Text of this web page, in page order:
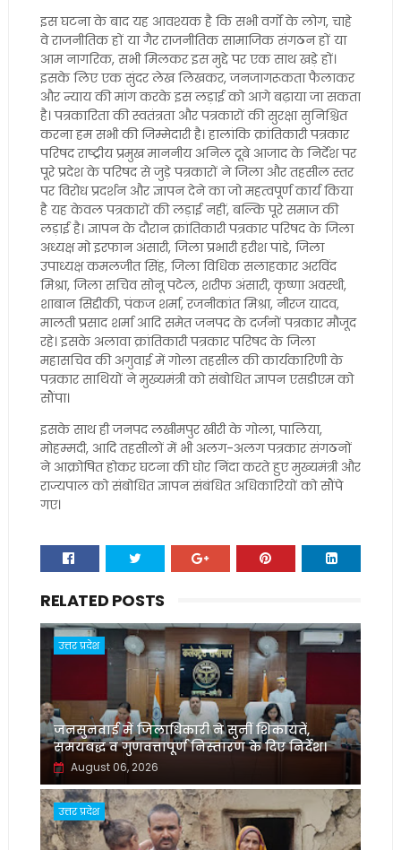
इस घटना के बाद यह आवश्यक है कि सभी वर्गों के लोग, चाहे
वे राजनीतिक हों या गैर राजनीतिक सामाजिक संगठन हों या
आम नागरिक, सभी मिलकर इस मुद्दे पर एक साथ खड़े हों।
इसके लिए एक सुंदर लेख लिखकर, जनजागरूकता फैलाकर
और न्याय की मांग करके इस लड़ाई को आगे बढ़ाया जा सकता
है। पत्रकारिता की स्वतंत्रता और पत्रकारों की सुरक्षा सुनिश्चित
करना हम सभी की जिम्मेदारी है। हालांकि क्रांतिकारी पत्रकार
परिषद राष्ट्रीय प्रमुख माननीय अनिल दूबे आजाद के निर्देश पर
पूरे प्रदेश के परिषद से जुड़े पत्रकारों ने जिला और तहसील स्तर
पर विरोध प्रदर्शन और ज्ञापन देने का जो महत्वपूर्ण कार्य किया
है यह केवल पत्रकारों की लड़ाई नहीं, बल्कि पूरे समाज की
लड़ाई है। ज्ञापन के दौरान क्रांतिकारी पत्रकार परिषद के जिला
अध्यक्ष मो इरफान अंसारी, जिला प्रभारी हरीश पांडे, जिला
उपाध्यक्ष कमलजीत सिंह, जिला विधिक सलाहकार अरविंद
मिश्रा, जिला सचिव सोनू पटेल, शरीफ अंसारी, कृष्णा अवस्थी,
शाबान सिद्दीकी, पंकज शर्मा, रजनीकांत मिश्रा, नीरज यादव,
मालती प्रसाद शर्मा आदि समेत जनपद के दर्जनों पत्रकार मौजूद
रहे। इसके अलावा क्रांतिकारी पत्रकार परिषद के जिला
महासचिव की अगुवाई में गोला तहसील की कार्यकारिणी के
पत्रकार साथियों ने मुख्यमंत्री को संबोधित ज्ञापन एसडीएम को
सौंपा।
इसके साथ ही जनपद लखीमपुर खीरी के गोला, पालिया,
मोहम्मदी, आदि तहसीलों में भी अलग-अलग पत्रकार संगठनों
ने आक्रोषित होकर घटना की घोर निंदा करते हुए मुख्यमंत्री और
राज्यपाल को संबोधित ज्ञापन संबंधित अधिकारियों को सौंपे
गए।
RELATED POSTS
उत्तर प्रदेश
जनसुनवाई में जिलाधिकारी ने सुनीं शिकायतें,
समयबद्ध व गुणवत्तापूर्ण निस्तारण के दिए निर्देश।
August 06, 2026
उत्तर प्रदेश